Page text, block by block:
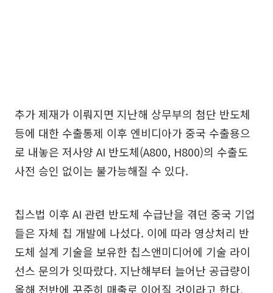
추가 제재가 이뤄지면 지난해 상무부의 첨단 반도체
등에 대한 수출통제 이후 엔비디아가 중국 수출용으
로 내놓은 저사양 AI 반도체(A800, H800)의 수출도
사전 승인 없이는 불가능해질 수 있다.
칩스법 이후 AI 관련 반도체 수급난을 겪던 중국 기업
들은 자체 칩 개발에 나섰다. 이에 따라 영상처리 반
도체 설계 기술을 보유한 칩스앤미디어에 기술 라이
선스 문의가 잇따랐다. 지난해부터 늘어난 공급량이
올해 전반에 꾸준히 매출로 이어질 것이라고 한다.